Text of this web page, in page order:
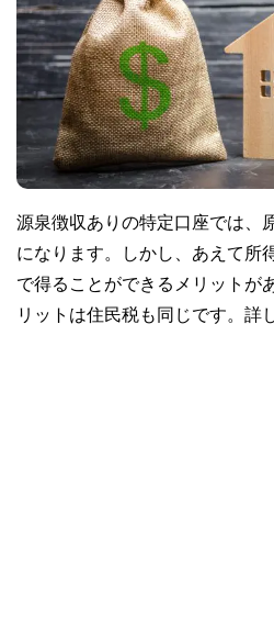
源泉徴収ありの特定口座では、
になります。しかし、あえて所
で得ることができるメリットが
リットは住民税も同じです。詳